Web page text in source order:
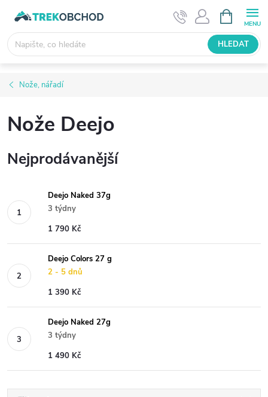
obsah
NÁKUPNÍ
KOŠÍK
HLEDAT
Nože, nářadí
Nože Deejo
Nejprodávanější
Deejo Naked 37g
3 týdny
1 790 Kč
Deejo Colors 27 g
2 - 5 dnů
1 390 Kč
Deejo Naked 27g
3 týdny
1 490 Kč